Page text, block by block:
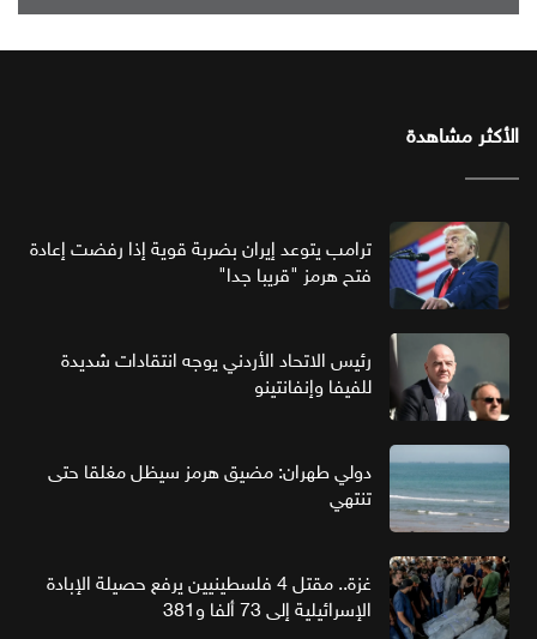
الأكثر مشاهدة
ترامب يتوعد إيران بضربة قوية إذا رفضت إعادة
فتح هرمز "قريبا جدا"
رئيس الاتحاد الأردني يوجه انتقادات شديدة
للفيفا وإنفانتينو
دولي طهران: مضيق هرمز سيظل مغلقا حتى
تنتهي
غزة.. مقتل 4 فلسطينيين يرفع حصيلة الإبادة
الإسرائيلية إلى 73 ألفا و381